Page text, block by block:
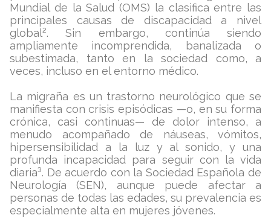
Mundial de la Salud (OMS) la clasifica entre las
principales causas de discapacidad a nivel
global². Sin embargo, continúa siendo
ampliamente incomprendida, banalizada o
subestimada, tanto en la sociedad como, a
veces, incluso en el entorno médico.
La migraña es un trastorno neurológico que se
manifiesta con crisis episódicas —o, en su forma
crónica, casi continuas— de dolor intenso, a
menudo acompañado de náuseas, vómitos,
hipersensibilidad a la luz y al sonido, y una
profunda incapacidad para seguir con la vida
diaria³. De acuerdo con la Sociedad Española de
Neurología (SEN), aunque puede afectar a
personas de todas las edades, su prevalencia es
especialmente alta en mujeres jóvenes.